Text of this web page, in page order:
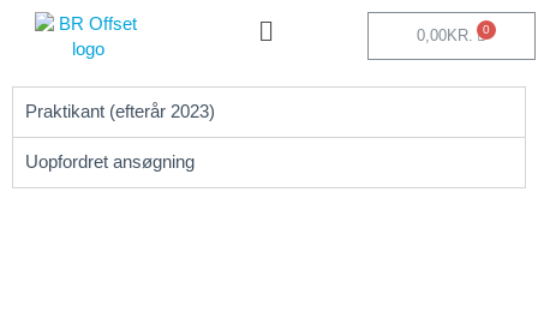
0,00KR.
Praktikant (efterår 2023)
Uopfordret ansøgning